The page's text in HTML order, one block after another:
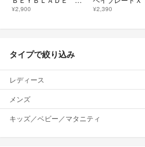
¥2,900 ¥2,390
タイプで絞り込み
レディース
メンズ
キッズ／ベビー／マタニティ